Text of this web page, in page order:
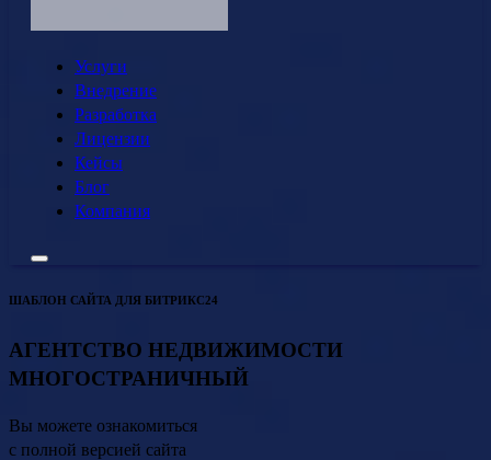
Услуги
Внедрение
Разработка
Лицензии
Кейсы
Блог
Компания
ШАБЛОН САЙТА ДЛЯ БИТРИКС24
АГЕНТСТВО НЕДВИЖИМОСТИ
МНОГОСТРАНИЧНЫЙ
Вы можете ознакомиться
с полной версией сайта